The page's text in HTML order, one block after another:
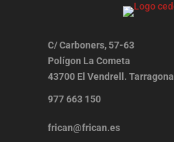
C/ Carboners, 57-63
Polígon La Cometa
43700 El Vendrell. Tarragona
977 663 150
frican@frican.es